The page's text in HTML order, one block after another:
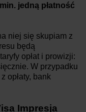
jedną płatność
niej się skupiam z
będą
opłat i prowizji:
W przypadku
opłaty, bank
Impresja